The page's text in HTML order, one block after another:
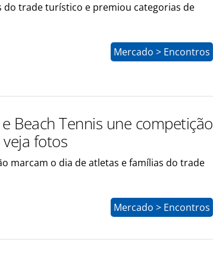
do trade turístico e premiou categorias de
Mercado > Encontros
e Beach Tennis une competição
fotos
marcam o dia de atletas e famílias do trade
Mercado > Encontros